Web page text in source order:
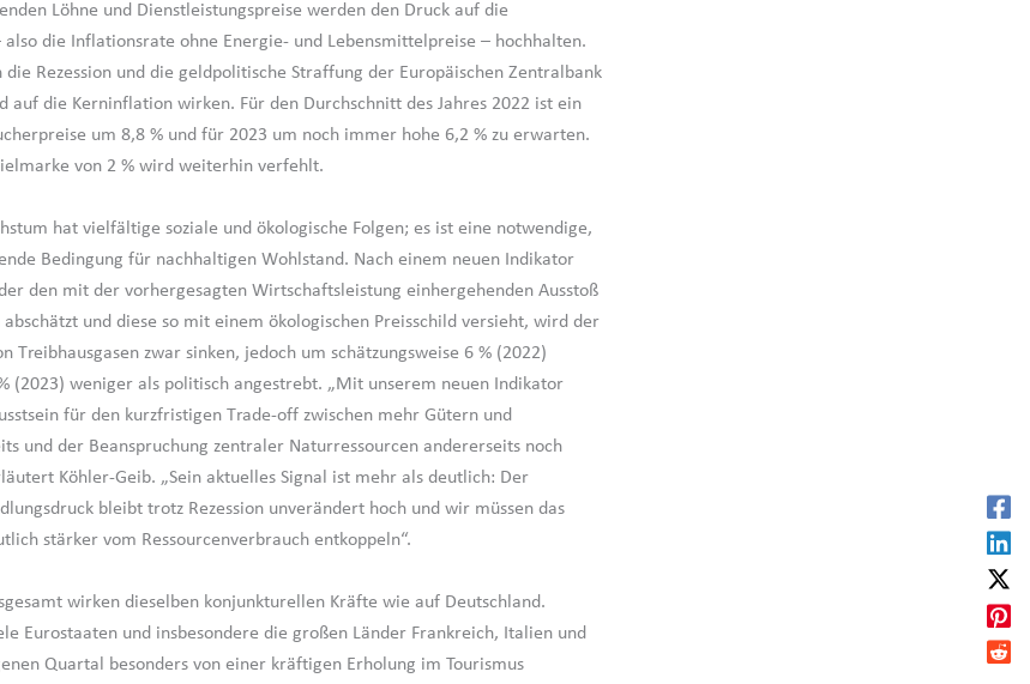
Löhne und Dienstleistungspreise werden den Druck auf die
die Inflationsrate ohne Energie- und Lebensmittelpreise – hochhalten.
Rezession und die geldpolitische Straffung der Europäischen Zentralbank
auf die Kerninflation wirken. Für den Durchschnitt des Jahres 2022 ist ein
um 8,8 % und für 2023 um noch immer hohe 6,2 % zu erwarten.
von 2 % wird weiterhin verfehlt.
hat vielfältige soziale und ökologische Folgen; es ist eine notwendige,
Bedingung für nachhaltigen Wohlstand. Nach einem neuen Indikator
den mit der vorhergesagten Wirtschaftsleistung einhergehenden Ausstoß
abschätzt und diese so mit einem ökologischen Preisschild versieht, wird der
Treibhausgasen zwar sinken, jedoch um schätzungsweise 6 % (2022)
(2023) weniger als politisch angestrebt. „Mit unserem neuen Indikator
für den kurzfristigen Trade-off zwischen mehr Gütern und
und der Beanspruchung zentraler Naturressourcen andererseits noch
Köhler-Geib. „Sein aktuelles Signal ist mehr als deutlich: Der
bleibt trotz Rezession unverändert hoch und wir müssen das
stärker vom Ressourcenverbrauch entkoppeln“.
wirken dieselben konjunkturellen Kräfte wie auf Deutschland.
Eurostaaten und insbesondere die großen Länder Frankreich, Italien und
Quartal besonders von einer kräftigen Erholung im Tourismus